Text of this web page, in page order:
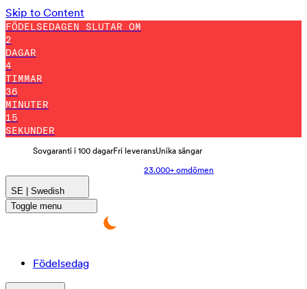
Skip to Content
FÖDELSEDAGEN SLUTAR OM
2
DAGAR
4
TIMMAR
36
MINUTER
14
SEKUNDER
Sovgaranti i 100 dagarFri leveransUnika sängar
23.000+ omdömen
SE | Swedish
Toggle menu
Födelsedag